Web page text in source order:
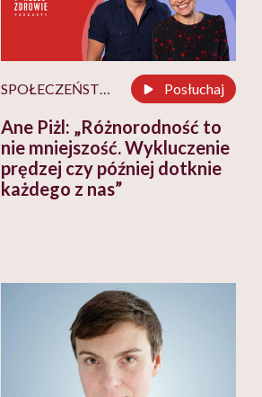
SPOŁECZEŃSTWO Posłuchaj
Ane Piżl: „Różnorodność to
nie mniejszość. Wykluczenie
prędzej czy później dotknie
każdego z nas”